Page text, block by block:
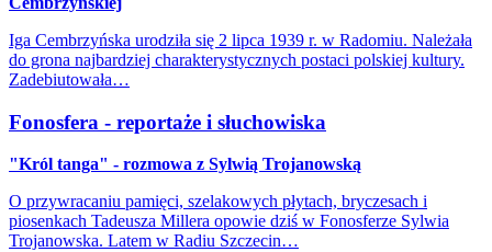
Iga Cembrzyńska urodziła się 2 lipca 1939 r. w Radomiu. Należała
do grona najbardziej charakterystycznych postaci polskiej kultury.
Zadebiutowała…
Fonosfera - reportaże i słuchowiska
"Król tanga" - rozmowa z Sylwią Trojanowską
O przywracaniu pamięci, szelakowych płytach, bryczesach i
piosenkach Tadeusza Millera opowie dziś w Fonosferze Sylwia
Trojanowska. Latem w Radiu Szczecin…